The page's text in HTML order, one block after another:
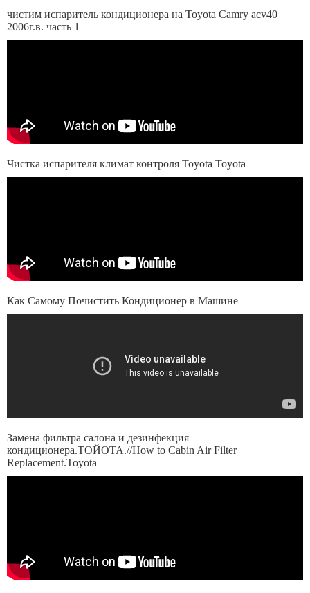
чистим испаритель кондиционера на Toyota Camry acv40
2006г.в. часть 1
Чистка испарителя климат контроля Toyota Toyota
Как Самому Почистить Кондиционер в Машине
Замена фильтра салона и дезинфекция
кондиционера.ТОЙОТА.//How to Cabin Air Filter
Replacement.Toyota